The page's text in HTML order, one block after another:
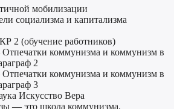
мобилизации
социализма и капитализма
2 (обучение работников)
коммунизма и коммунизм в
2
коммунизма и коммунизм в
3
Искусство Вера
— это школа коммунизма.